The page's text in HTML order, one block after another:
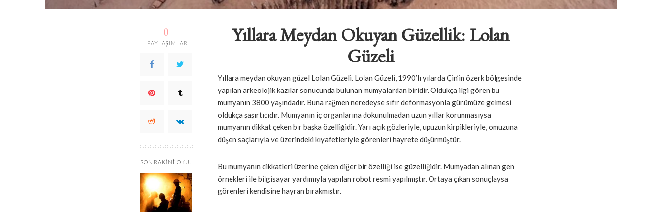
0
PAYLAŞIMLAR
SONRAKINI OKU.
Yıllara Meydan Okuyan Güzellik: Lolan
Güzeli
Yıllara meydan okuyan güzel Lolan Güzeli. Lolan Güzeli, 1990’lı yılarda Çin’in özerk bölgesinde
yapılan arkeolojik kazılar sonucunda bulunan mumyalardan biridir. Oldukça ilgi gören bu
mumyanın 3800 yaşındadır. Buna rağmen neredeyse sıfır deformasyonla günümüze gelmesi
oldukça şaşırtıcıdır. Mumyanın iç organlarına dokunulmadan uzun yıllar korunmasıysa
mumyanın dikkat çeken bir başka özelliğidir. Yarı açık gözleriyle, upuzun kirpikleriyle, omuzuna
düşen saçlarıyla ve üzerindeki kıyafetleriyle görenleri hayrete düşürmüştür.
Bu mumyanın dikkatleri üzerine çeken diğer bir özelliği ise güzelliğidir. Mumyadan alınan gen
örnekleri ile bilgisayar yardımıyla yapılan robot resmi yapılmıştır. Ortaya çıkan sonuçlaysa
görenleri kendisine hayran bırakmıştır.